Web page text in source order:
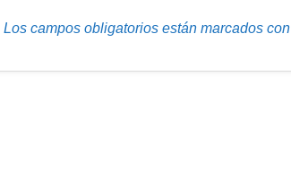
Los campos obligatorios están marcados con